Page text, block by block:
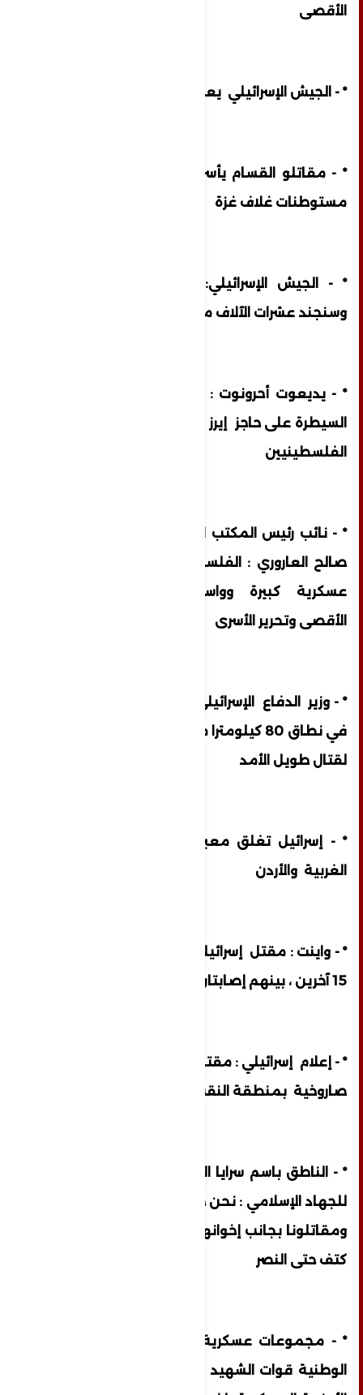
الأقصى
* - الجيش الإسرائيلي يعلن بدء قصف غزة
* - مقاتلو القسام يأسرون مستوطنين داخل
مستوطنات غلاف غزة
وسنجند عشرات الآلاف من الجنود
* - يديعوت أحرونوت : الجيش الإسرائيلي فقد
السيطرة على حاجز إيرز وهو الآن تحت سيطرة
الفلسطينيين
* - نائب رئيس المكتب السياسي لحركة حماس
صالح العاروري : الفلسطينيون بدأوا عملية
عسكرية كبيرة وواسعة‏ بهدف الدفاع عن
الأقصى وتحرير الأسرى
* - وزير الدفاع الإسرائيلي : إعلان حالة الطوارئ
في نطاق 80 كيلومترا من قطاع غزة تحضير ا
لقتال طويل الأمد
* - إسرائيل تغلق معبر الكرامة بين الضفة
الغربية والأردن
* - واينت : مقتل إسرائيلية قرب أشدود وإصابة
15 آخرين ، بينهم إصابتان حرجتان
* - إعلام إسرائيلي : مقتل اسرائيليين في رشقة
صاروخية بمنطقة النقب
* - الناطق باسم سرايا القدس الجناح العسكري
للجهاد الإسلامي : نحن جزء من هذه المعركة
ومقاتلونا بجانب إخوانهم في حماس كتفا إلى
كتف حتى النصر
* - مجموعات عسكرية من كتائب المقاومة
الوطنية قوات الشهيد عمر القاسم إلى جانب